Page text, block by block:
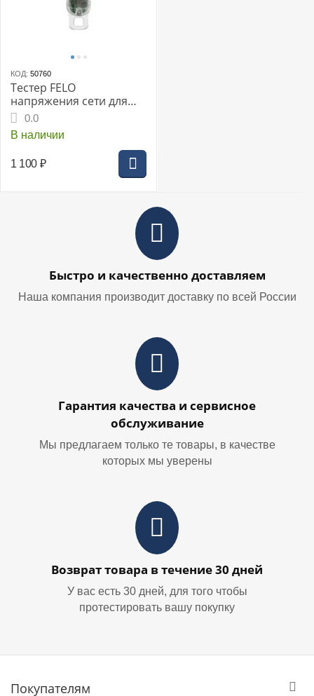
КОД: 50760
Тестер FELO
напряжения сети для
шарнирно-губцевого
инструмента (58000200)
0.0
В наличии
1 100 ₽
Быстро и качественно доставляем
Наша компания производит доставку по всей России
Гарантия качества и сервисное
обслуживание
Мы предлагаем только те товары, в качестве
которых мы уверены
Возврат товара в течение 30 дней
У вас есть 30 дней, для того чтобы
протестировать вашу покупку
Покупателям